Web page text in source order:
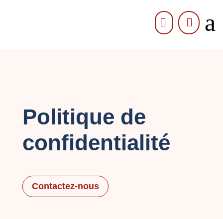
  a
Politique de
confidentialité
Contactez-nous